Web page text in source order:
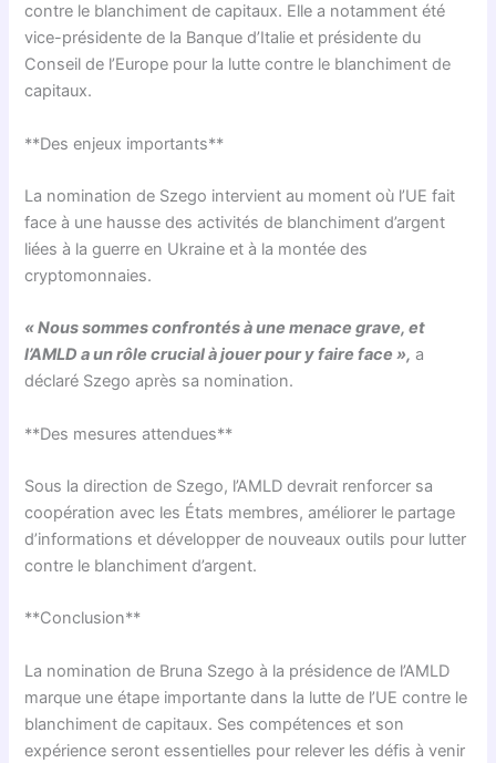
contre le blanchiment de capitaux. Elle a notamment été
vice-présidente de la Banque d’Italie et présidente du
Conseil de l’Europe pour la lutte contre le blanchiment de
capitaux.
**Des enjeux importants**
La nomination de Szego intervient au moment où l’UE fait
face à une hausse des activités de blanchiment d’argent
liées à la guerre en Ukraine et à la montée des
cryptomonnaies.
« Nous sommes confrontés à une menace grave, et
l’AMLD a un rôle crucial à jouer pour y faire face », a
déclaré Szego après sa nomination.
**Des mesures attendues**
Sous la direction de Szego, l’AMLD devrait renforcer sa
coopération avec les États membres, améliorer le partage
d’informations et développer de nouveaux outils pour lutter
contre le blanchiment d’argent.
**Conclusion**
La nomination de Bruna Szego à la présidence de l’AMLD
marque une étape importante dans la lutte de l’UE contre le
blanchiment de capitaux. Ses compétences et son
expérience seront essentielles pour relever les défis à venir